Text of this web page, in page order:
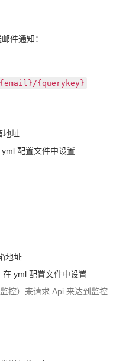
件通知：
{querykey}
地址
配置文件中设置
地址
在 yml 配置文件中设置
控）来请求 Api 来达到监控